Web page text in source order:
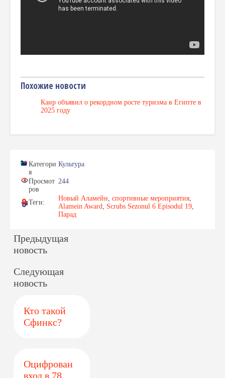
Похожие новости
Каир объявил о рекордном росте туризма в Египте в
2025 году
Категори
я
Культура
Просмот
ров
244
Теги:
Новый Аламейн, спортивные мероприятия,
Alamein Award, Scrubs Sezonul 6 Episodul 19,
Парад
Предыдущая
новость
Следующая
новость
Кто такой
Сфинкс?
Оцифрован
вход в 78